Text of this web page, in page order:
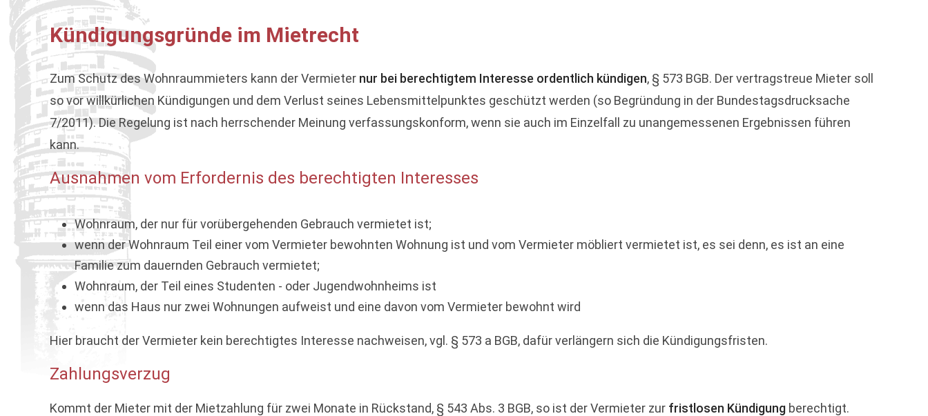
Kündigungsgründe im Mietrecht
Zum Schutz des Wohnraummieters kann der Vermieter nur bei berechtigtem Interesse ordentlich kündigen, § 573 BGB. Der vertragstreue Mieter soll
so vor willkürlichen Kündigungen und dem Verlust seines Lebensmittelpunktes geschützt werden (so Begründung in der Bundestagsdrucksache
7/2011). Die Regelung ist nach herrschender Meinung verfassungskonform, wenn sie auch im Einzelfall zu unangemessenen Ergebnissen führen
kann.
Ausnahmen vom Erfordernis des berechtigten Interesses
Wohnraum, der nur für vorübergehenden Gebrauch vermietet ist;
wenn der Wohnraum Teil einer vom Vermieter bewohnten Wohnung ist und vom Vermieter möbliert vermietet ist, es sei denn, es ist an eine
Familie zum dauernden Gebrauch vermietet;
Wohnraum, der Teil eines Studenten - oder Jugendwohnheims ist
wenn das Haus nur zwei Wohnungen aufweist und eine davon vom Vermieter bewohnt wird
Hier braucht der Vermieter kein berechtigtes Interesse nachweisen, vgl. § 573 a BGB, dafür verlängern sich die Kündigungsfristen.
Zahlungsverzug
Kommt der Mieter mit der Mietzahlung für zwei Monate in Rückstand, § 543 Abs. 3 BGB, so ist der Vermieter zur fristlosen Kündigung berechtigt.